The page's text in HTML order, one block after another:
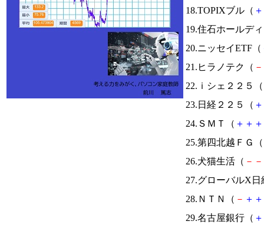
18.TOPIXブル（ ＋
19.住石ホールデ
20.ニッセイETF（
21.ヒラノテク（ －
22.ｉシェ２２５（
23.日経２２５（ ＋
24.ＳＭＴ（ ＋ ＋ ＋
25.第四北越ＦＧ（
26.犬猫生活（ － －
27.グローバルX
28.ＮＴＮ（ － ＋ ＋
29.名古屋銀行（ ＋